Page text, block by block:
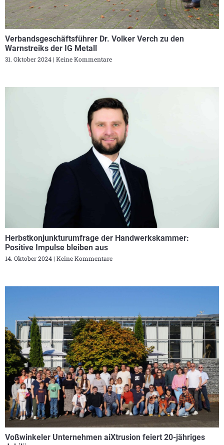
Verbandsgeschäftsführer Dr. Volker Verch zu den
Warnstreiks der IG Metall
31. Oktober 2024 Keine Kommentare
Herbstkonjunkturumfrage der Handwerkskammer:
Positive Impulse bleiben aus
14. Oktober 2024 Keine Kommentare
Voßwinkeler Unternehmen aiXtrusion feiert 20-jähriges